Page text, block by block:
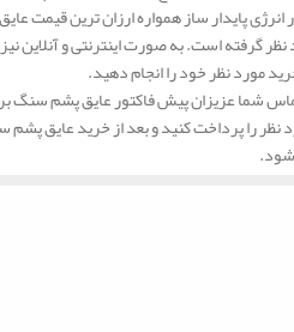
پایدار ساز همواره ارزان ترین قیمت
نظر گرفته است. به صورت اینترنتی و آنلاین
مورد نظر خود را انجام دهید.
شما عزیزان پیش فاکتور عایق پشم سنگ
نظر را پرداخت کنید و بعد از خرید عایق